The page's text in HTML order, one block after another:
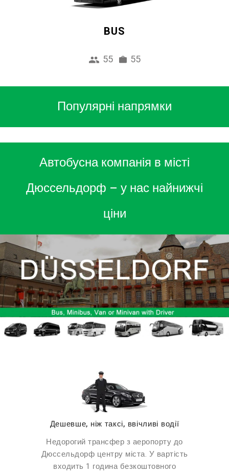
BUS
55 55
Популярні напрямки
Автобусна компанія в місті
Дюссельдорф – у нас найнижчі
ціни
Дешевше, ніж таксі, ввічливі водії
Недорогий трансфер з аеропорту до
Дюссельдорф центру міста. У вартість
входить 1 година безкоштовного